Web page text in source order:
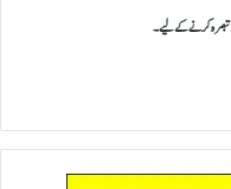
تبصرہ کرنے کےلیے۔